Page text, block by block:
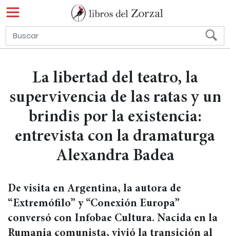
La libertad del teatro, la
supervivencia de las ratas y un
brindis por la existencia:
entrevista con la dramaturga
Alexandra Badea
De visita en Argentina, la autora de
“Extremófilo” y “Conexión Europa”
conversó con Infobae Cultura. Nacida en la
Rumania comunista, vivió la transición al